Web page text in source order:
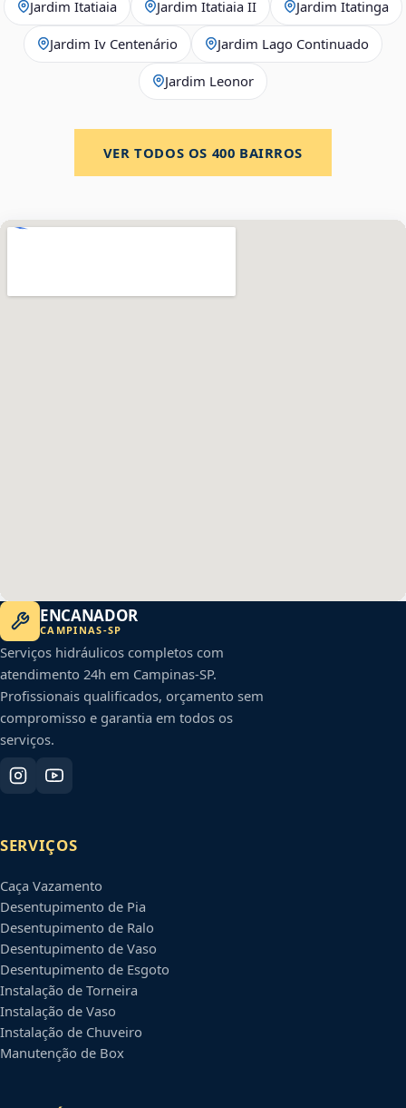
Jardim Itatiaia Jardim Itatiaia II Jardim Itatinga
Jardim Iv Centenário Jardim Lago Continuado
Jardim Leonor
VER TODOS OS 400 BAIRROS
ENCANADOR
CAMPINAS-SP
Serviços hidráulicos completos com
atendimento 24h em Campinas-SP.
Profissionais qualificados, orçamento sem
compromisso e garantia em todos os
serviços.
SERVIÇOS
Caça Vazamento
Desentupimento de Pia
Desentupimento de Ralo
Desentupimento de Vaso
Desentupimento de Esgoto
Instalação de Torneira
Instalação de Vaso
Instalação de Chuveiro
Manutenção de Box